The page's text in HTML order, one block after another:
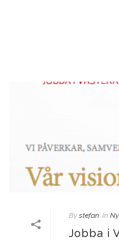
By stefan In
Jobba i